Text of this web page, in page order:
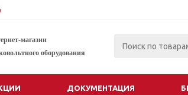
магазин
оборудования
ДОКУМЕНТАЦИЯ